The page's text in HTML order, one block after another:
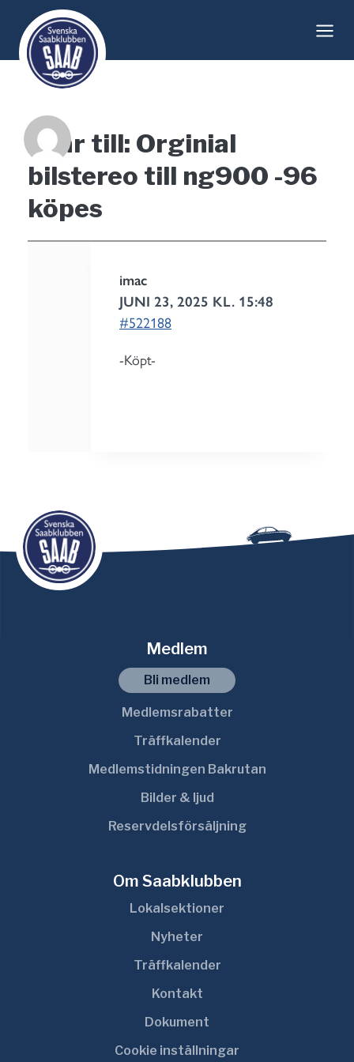
content
Svar till: Orginial
bilstereo till ng900 -96
köpes
imac
JUNI 23, 2025 KL. 15:48
#522188
-Köpt-
Medlem
Bli medlem
Medlemsrabatter
Träffkalender
Medlemstidningen Bakrutan
Bilder & ljud
Reservdelsförsäljning
Om Saabklubben
Lokalsektioner
Nyheter
Träffkalender
Kontakt
Dokument
Cookie inställningar